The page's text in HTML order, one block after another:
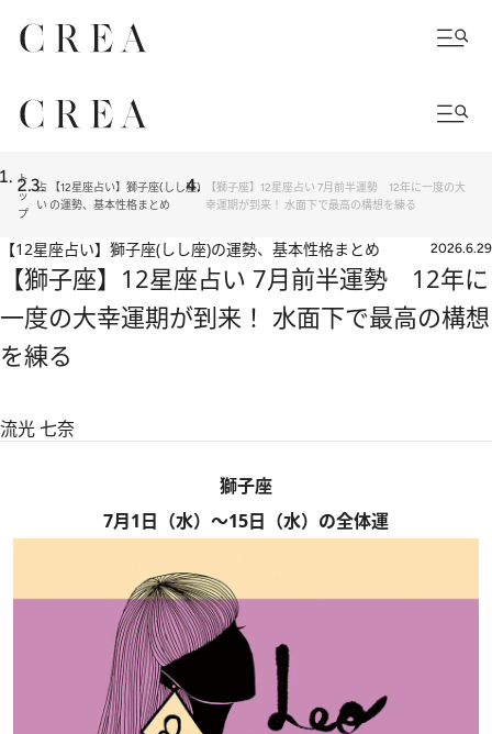
ト
ッ
プ
占
い
【12星座占い】獅子座(しし座)
の運勢、基本性格まとめ
【獅子座】12星座占い 7月前半運勢 12年に一度の大
幸運期が到来！ 水面下で最高の構想を練る
【12星座占い】獅子座(しし座)の運勢、基本性格まとめ 2026.6.29
【獅子座】12星座占い 7月前半運勢 12年に
一度の大幸運期が到来！ 水面下で最高の構想
を練る
流光 七奈
獅子座
7月1日（水）～15日（水）の全体運